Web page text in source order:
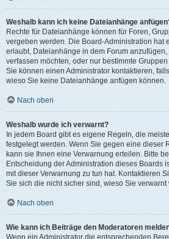
Weshalb kann ich keine Dateianhänge
Rechte für Dateianhänge können für Foren,
vergeben werden. Die Board-Administration hat
erlaubt, Dateianhänge in dem Forum
verfassen möchten, oder nur bestimmte
Sie können einen Administrator kontaktieren,
wieso Sie keine Dateianhänge anfügen können.
Nach oben
Weshalb wurde ich verwarnt?
In jedem Board gibt es eigene Regeln, die
festgelegt werden. Wenn Sie gegen eine dieser
kann sie Ihnen eine Verwarnung erteilen. Bitte
Entscheidung der Administration dieses Boards
mit dieser Verwarnung zu tun hat. Kontaktieren
Sie sich die nicht sicher sind, wieso Sie verwarnt
Nach oben
Wie kann ich Beiträge den Moderatoren
Wenn ein Administrator die entsprechenden